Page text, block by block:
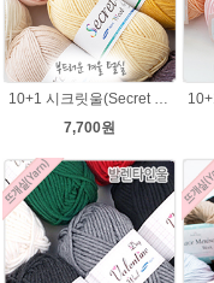
7,700원